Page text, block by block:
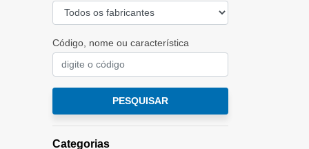
Código, nome ou característica
PESQUISAR
Categorias